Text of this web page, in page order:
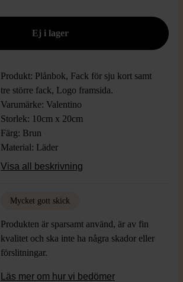
Produkt: Plånbok, Fack för sju kort samt
tre större fack, Logo framsida.
Varumärke: Valentino
Storlek: 10cm x 20cm
Färg: Brun
Material: Läder
Skick: Mycket gott skick
Visa all beskrivning
Mycket gott skick
Produkten är sparsamt använd, är av fin
kvalitet och ska inte ha några skador eller
förslitningar.
Läs mer om hur vi bedömer